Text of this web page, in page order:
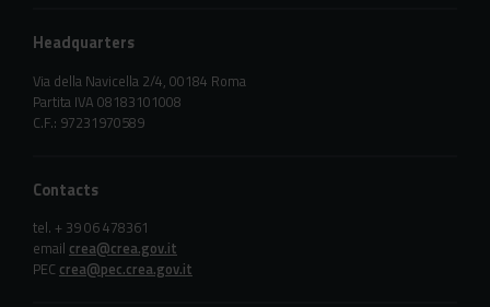
Headquarters
Via della Navicella 2/4, 00184 Roma
Partita IVA 08183101008
C.F.: 97231970589
Contacts
tel. + 39 06 478361
email crea@crea.gov.it
PEC crea@pec.crea.gov.it